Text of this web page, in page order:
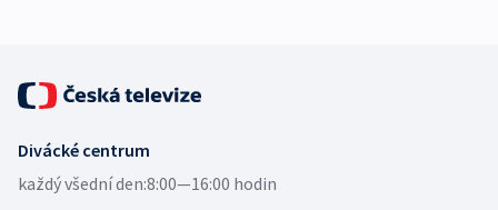
Divácké centrum
každý všední den:8:00—16:00 hodin